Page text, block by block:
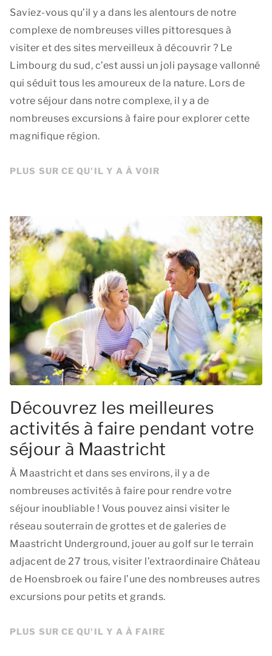
Saviez-vous qu’il y a dans les alentours de notre
complexe de nombreuses villes pittoresques à
visiter et des sites merveilleux à découvrir ? Le
Limbourg du sud, c’est aussi un joli paysage vallonné
qui séduit tous les amoureux de la nature. Lors de
votre séjour dans notre complexe, il y a de
nombreuses excursions à faire pour explorer cette
magnifique région.
PLUS SUR CE QU'IL Y A À VOIR
Découvrez les meilleures
activités à faire pendant votre
séjour à Maastricht
À Maastricht et dans ses environs, il y a de
nombreuses activités à faire pour rendre votre
séjour inoubliable ! Vous pouvez ainsi visiter le
réseau souterrain de grottes et de galeries de
Maastricht Underground, jouer au golf sur le terrain
adjacent de 27 trous, visiter l’extraordinaire Château
de Hoensbroek ou faire l’une des nombreuses autres
excursions pour petits et grands.
PLUS SUR CE QU'IL Y A À FAIRE